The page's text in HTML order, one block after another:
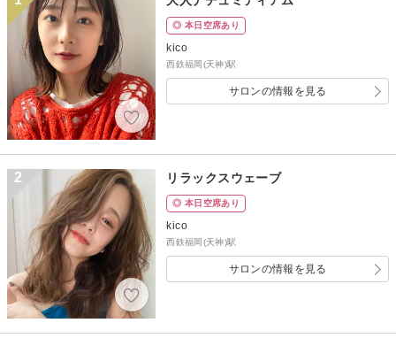
◎ 本日空席あり
kico
西鉄福岡(天神)駅
サロンの情報を見る
2 リラックスウェーブ
◎ 本日空席あり
kico
西鉄福岡(天神)駅
サロンの情報を見る